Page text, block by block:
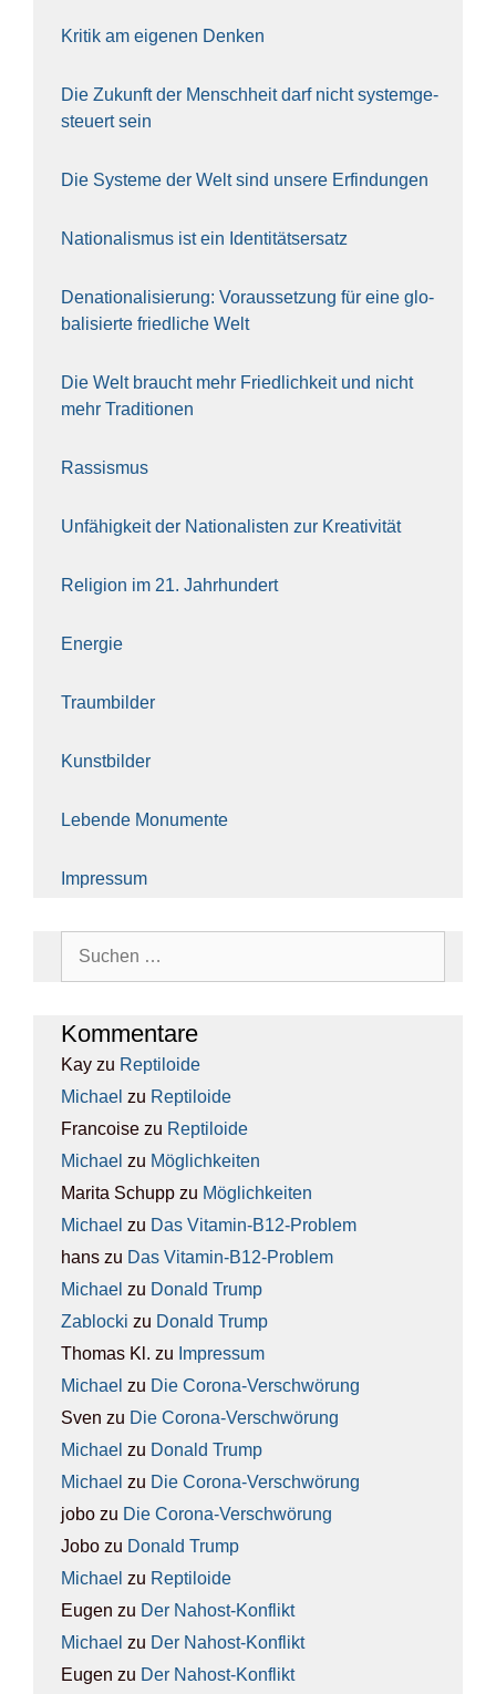
Kri­tik am eige­nen Den­ken
Die Zukunft der Mensch­heit darf nicht sys­tem­ge­
steu­ert sein
Die Sys­te­me der Welt sind unse­re Erfin­dun­gen
Natio­na­lis­mus ist ein Iden­ti­täts­er­satz
Dena­tio­na­li­sie­rung: Vor­aus­set­zung für eine glo­
ba­li­sier­te fried­li­che Welt
Die Welt braucht mehr Fried­lich­keit und nicht
mehr Tra­di­tio­nen
Ras­sis­mus
Unfä­hig­keit der Natio­na­lis­ten zur Krea­ti­vi­tät
Reli­gi­on im 21. Jahr­hun­dert
Ener­gie
Traum­bil­der
Kunst­bil­der
Leben­de Monu­men­te
Impres­sum
Kom­men­ta­re
Kay zu Rep­ti­lo­ide
Michael zu Rep­ti­lo­ide
Francoise zu Rep­ti­lo­ide
Michael zu Mög­lich­kei­ten
Marita Schupp zu Mög­lich­kei­ten
Michael zu Das Vit­amin-B12-Pro­blem
hans zu Das Vit­amin-B12-Pro­blem
Michael zu Donald Trump
Zablocki zu Donald Trump
Thomas Kl. zu Impres­sum
Michael zu Die Coro­na-Ver­schwö­rung
Sven zu Die Coro­na-Ver­schwö­rung
Michael zu Donald Trump
Michael zu Die Coro­na-Ver­schwö­rung
jobo zu Die Coro­na-Ver­schwö­rung
Jobo zu Donald Trump
Michael zu Rep­ti­lo­ide
Eugen zu Der Nah­ost-Kon­flikt
Michael zu Der Nah­ost-Kon­flikt
Eugen zu Der Nah­ost-Kon­flikt